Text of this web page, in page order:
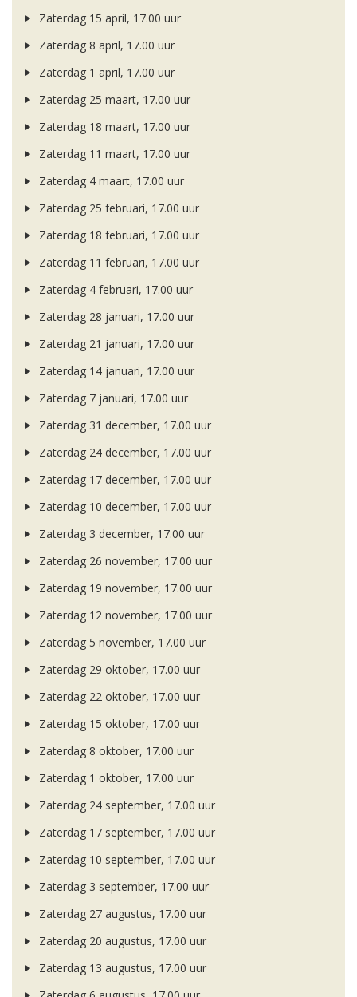
Zaterdag 15 april, 17.00 uur
Zaterdag 8 april, 17.00 uur
Zaterdag 1 april, 17.00 uur
Zaterdag 25 maart, 17.00 uur
Zaterdag 18 maart, 17.00 uur
Zaterdag 11 maart, 17.00 uur
Zaterdag 4 maart, 17.00 uur
Zaterdag 25 februari, 17.00 uur
Zaterdag 18 februari, 17.00 uur
Zaterdag 11 februari, 17.00 uur
Zaterdag 4 februari, 17.00 uur
Zaterdag 28 januari, 17.00 uur
Zaterdag 21 januari, 17.00 uur
Zaterdag 14 januari, 17.00 uur
Zaterdag 7 januari, 17.00 uur
Zaterdag 31 december, 17.00 uur
Zaterdag 24 december, 17.00 uur
Zaterdag 17 december, 17.00 uur
Zaterdag 10 december, 17.00 uur
Zaterdag 3 december, 17.00 uur
Zaterdag 26 november, 17.00 uur
Zaterdag 19 november, 17.00 uur
Zaterdag 12 november, 17.00 uur
Zaterdag 5 november, 17.00 uur
Zaterdag 29 oktober, 17.00 uur
Zaterdag 22 oktober, 17.00 uur
Zaterdag 15 oktober, 17.00 uur
Zaterdag 8 oktober, 17.00 uur
Zaterdag 1 oktober, 17.00 uur
Zaterdag 24 september, 17.00 uur
Zaterdag 17 september, 17.00 uur
Zaterdag 10 september, 17.00 uur
Zaterdag 3 september, 17.00 uur
Zaterdag 27 augustus, 17.00 uur
Zaterdag 20 augustus, 17.00 uur
Zaterdag 13 augustus, 17.00 uur